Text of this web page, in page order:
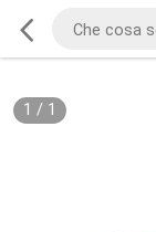
1 / 1